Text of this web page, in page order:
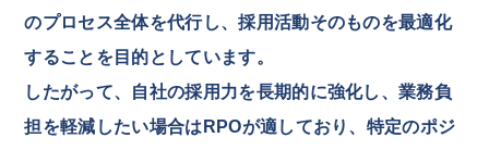
のプロセス全体を代行し、採用活動そのものを最適化
することを目的としています。
したがって、自社の採用力を長期的に強化し、業務負
担を軽減したい場合はRPOが適しており、特定のポジ